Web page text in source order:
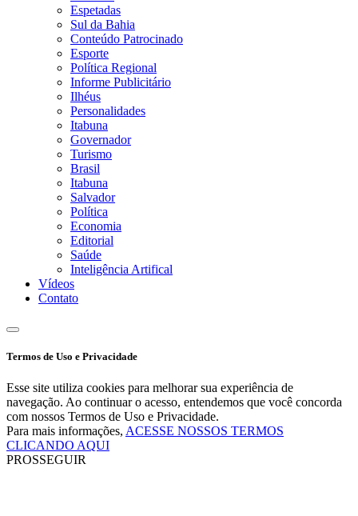
Espetadas
Sul da Bahia
Conteúdo Patrocinado
Esporte
Política Regional
Informe Publicitário
Ilhéus
Personalidades
Itabuna
Governador
Turismo
Brasil
Itabuna
Salvador
Política
Economia
Editorial
Saúde
Inteligência Artifical
Vídeos
Contato
Termos de Uso e Privacidade
Esse site utiliza cookies para melhorar sua experiência de
navegação. Ao continuar o acesso, entendemos que você concorda
com nossos Termos de Uso e Privacidade.
Para mais informações, ACESSE NOSSOS TERMOS
CLICANDO AQUI
PROSSEGUIR